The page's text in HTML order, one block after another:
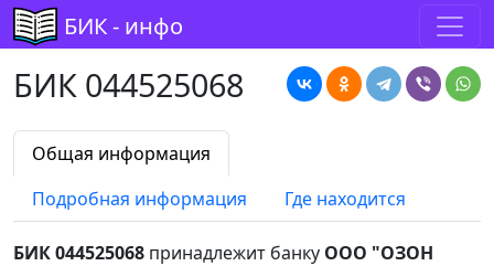
БИК - инфо
БИК 044525068
Общая информация
Подробная информация
Где находится
БИК 044525068 принадлежит банку ООО "ОЗОН